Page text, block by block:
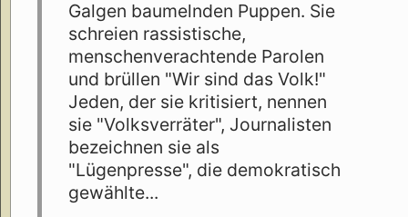
Galgen baumelnden Puppen. Sie
schreien rassistische,
menschenverachtende Parolen
und brüllen "Wir sind das Volk!"
Jeden, der sie kritisiert, nennen
sie "Volksverräter", Journalisten
bezeichnen sie als
"Lügenpresse", die demokratisch
gewählte...